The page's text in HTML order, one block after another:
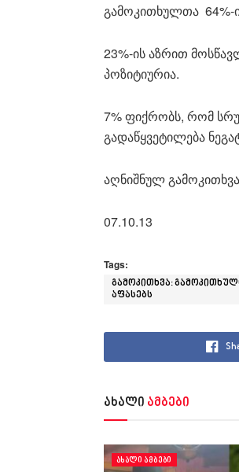
გამოკითხულთა 64%-
23%-ის აზრით
პოზიტიურია.
7% ფიქრობს, რომ
გადაწყვეტილება
აღნიშნულ
07.10.13
Tags:
გამოკითხვა:
აფასებს
ახალი ამბები
ᲐᲮᲐᲚᲘ ᲐᲛᲑᲔᲑᲘ